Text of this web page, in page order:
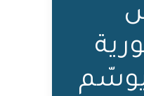
يوسّم